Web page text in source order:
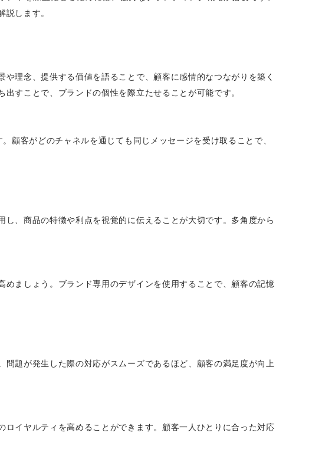
します。
理念、提供する価値を語ることで、顧客に感情的なつながりを築く
すことで、ブランドの個性を際立たせることが可能です。
顧客がどのチャネルを通じても同じメッセージを受け取ることで、
、商品の特徴や利点を視覚的に伝えることが大切です。多角度から
ましょう。ブランド専用のデザインを使用することで、顧客の記憶
題が発生した際の対応がスムーズであるほど、顧客の満足度が向上
イヤルティを高めることができます。顧客一人ひとりに合った対応